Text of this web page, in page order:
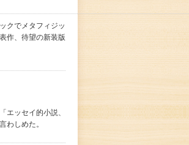
クでメタフィジッ
作、待望の新装版
ッセイ的小説、
わしめた。